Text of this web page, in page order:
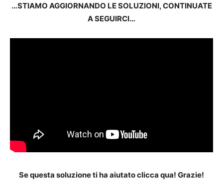
…STIAMO AGGIORNANDO LE SOLUZIONI, CONTINUATE
A SEGUIRCI…
Se questa soluzione ti ha aiutato clicca qua! Grazie!